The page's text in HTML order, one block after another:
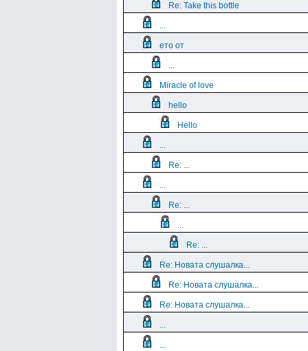
Re: Take this bottle
...
ето от
...
Miracle of love
hello
Hello
...
Re: ...
...
Re: ...
...
Re: ...
Re: Новата слушалка...
Re: Новата слушалка...
Re: Новата слушалка...
...
...